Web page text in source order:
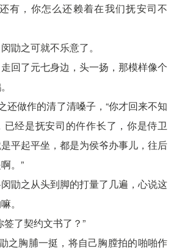
有，你怎么还赖着在我们抚安司不
勖之可就不乐意了。
回了元七身边，头一扬，那模样像个
还做作的清了清嗓子，“你才回来不知
经是抚安司的仵作长了，你是侍卫
平起平坐，都是为侯爷办事儿，往后
。”
勖之从头到脚的打量了几遍，心说这
。
签了契约文书了？”
之胸脯一挺，将自己胸膛拍的啪啪作